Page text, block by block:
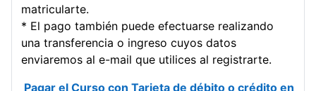
matricularte.
* El pago también puede efectuarse realizando
una transferencia o ingreso cuyos datos
enviaremos al e-mail que utilices al registrarte.
Pagar el Curso con Tarjeta de débito o crédito en